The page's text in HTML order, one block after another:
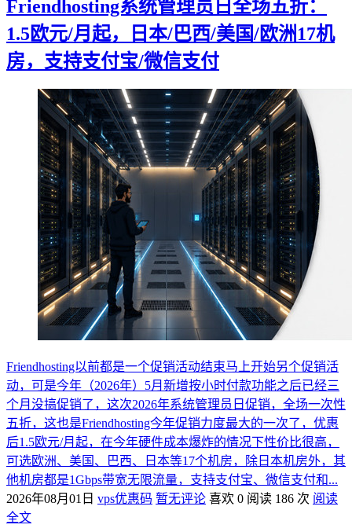
Friendhosting系统管理员日全场五折：
1.5欧元/月起，日本/巴西/美国/欧洲17机
房，支持支付宝/微信支付
Friendhosting以前都是一个促销活动结束马上开始另个促销活
动，可是今年（2026年）5月新增按小时付款功能之后已经三
个月没搞促销了，这次2026年系统管理员日促销，全场一次性
五折，这也是Friendhosting今年促销力度最大的一次了，优惠
后1.5欧元/月起，在今年硬件成本爆炸的情况下性价比很高，
可选欧洲、美国、巴西、日本等17个机房，除日本机房外，其
他机房都是1Gbps带宽无限流量，支持支付宝、微信支付和...
2026年08月01日 vps优惠码 暂无评论 喜欢 0 阅读 186 次 阅读
全文